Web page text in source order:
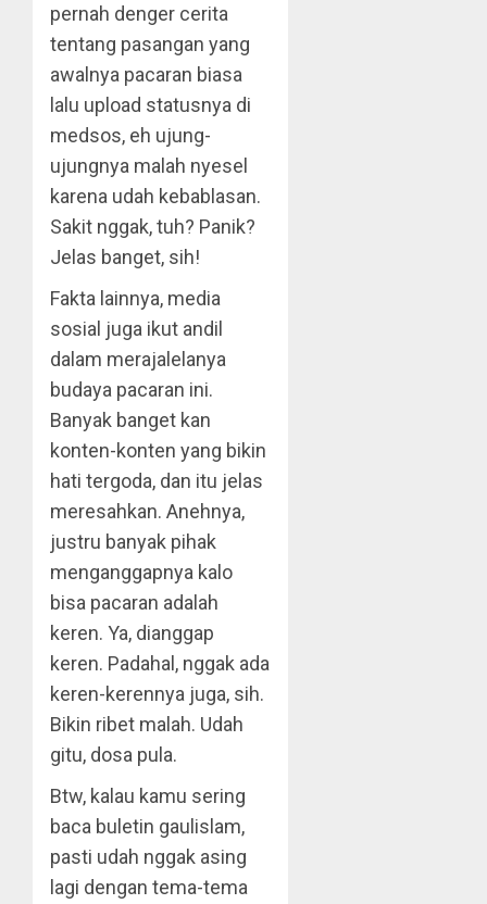
pernah denger cerita
tentang pasangan yang
awalnya pacaran biasa
lalu upload statusnya di
medsos, eh ujung-
ujungnya malah nyesel
karena udah kebablasan.
Sakit nggak, tuh? Panik?
Jelas banget, sih!
Fakta lainnya, media
sosial juga ikut andil
dalam merajalelanya
budaya pacaran ini.
Banyak banget kan
konten-konten yang bikin
hati tergoda, dan itu jelas
meresahkan. Anehnya,
justru banyak pihak
menganggapnya kalo
bisa pacaran adalah
keren. Ya, dianggap
keren. Padahal, nggak ada
keren-kerennya juga, sih.
Bikin ribet malah. Udah
gitu, dosa pula.
Btw, kalau kamu sering
baca buletin gaulislam,
pasti udah nggak asing
lagi dengan tema-tema